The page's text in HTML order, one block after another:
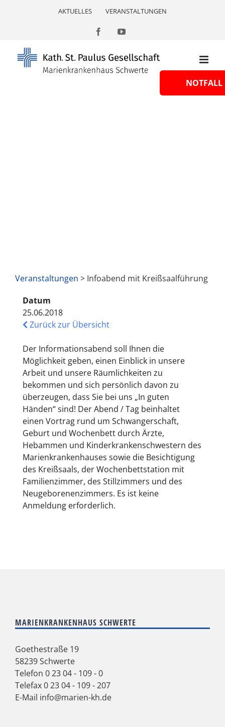
AKTUELLES VERANSTALTUNGEN
FacebookYouTube
Veranstaltungen > Infoabend mit Kreißsaalführung
Datum
25.06.2018
Zurück zur Übersicht
Der Informationsabend soll Ihnen die
Möglichkeit geben, einen Einblick in unsere
Arbeit und unsere Räumlichkeiten zu
bekommen und sich persönlich davon zu
überzeugen, dass Sie bei uns „In guten
Händen“ sind! Der Abend / Tag beinhaltet
einen Vortrag rund um Schwangerschaft,
Geburt und Wochenbett durch Ärzte,
Hebammen und Kinderkrankenschwestern des
Marienkrankenhauses sowie die Besichtigung
des Kreißsaals, der Wochenbettstation mit
Familienzimmer, des Stillzimmers und des
Neugeborenenzimmers. Es ist keine
Anmeldung erforderlich.
MARIENKRANKENHAUS SCHWERTE
Goethestraße 19
58239 Schwerte
Telefon 0 23 04 - 109 - 0
Telefax 0 23 04 - 109 - 207
E-Mail info@marien-kh.de
NOTFALL